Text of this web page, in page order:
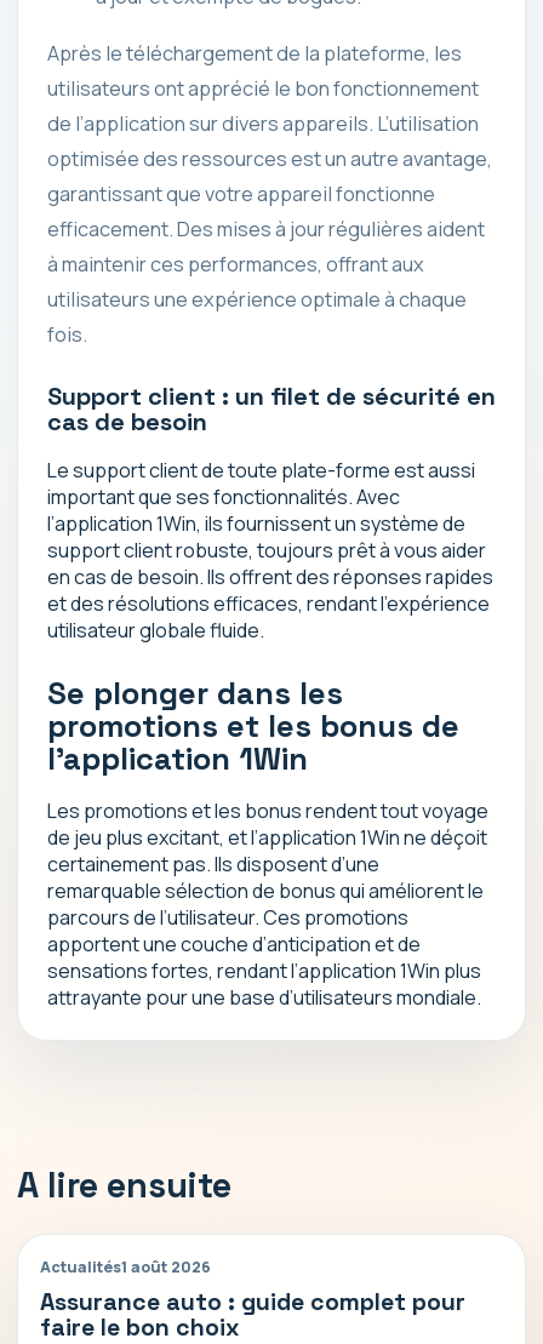
Après le téléchargement de la plateforme, les
utilisateurs ont apprécié le bon fonctionnement
de l’application sur divers appareils. L’utilisation
optimisée des ressources est un autre avantage,
garantissant que votre appareil fonctionne
efficacement. Des mises à jour régulières aident
à maintenir ces performances, offrant aux
utilisateurs une expérience optimale à chaque
fois.
Support client : un filet de sécurité en
cas de besoin
Le support client de toute plate-forme est aussi
important que ses fonctionnalités. Avec
l’application 1Win, ils fournissent un système de
support client robuste, toujours prêt à vous aider
en cas de besoin. Ils offrent des réponses rapides
et des résolutions efficaces, rendant l’expérience
utilisateur globale fluide.
Se plonger dans les
promotions et les bonus de
l’application 1Win
Les promotions et les bonus rendent tout voyage
de jeu plus excitant, et l’application 1Win ne déçoit
certainement pas. Ils disposent d’une
remarquable sélection de bonus qui améliorent le
parcours de l’utilisateur. Ces promotions
apportent une couche d’anticipation et de
sensations fortes, rendant l’application 1Win plus
attrayante pour une base d’utilisateurs mondiale.
A lire ensuite
Actualités1 août 2026
Assurance auto : guide complet pour
faire le bon choix